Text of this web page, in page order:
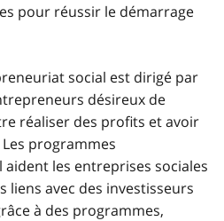
pour réussir le démarrage
social est dirigé par
désireux de
réaliser des profits et avoir
programmes
les entreprises sociales
liens avec des investisseurs
à des programmes,